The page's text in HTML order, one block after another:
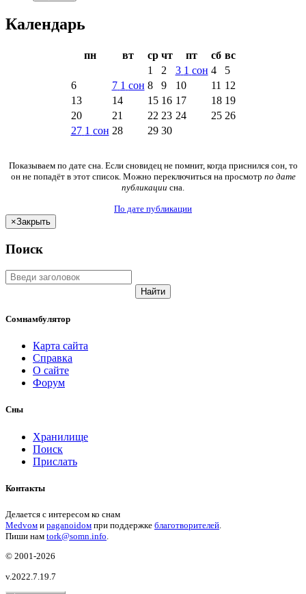
Календарь
пн вт ср чт пт сб вс
1
2 3 1 сон 4
5
6
7 1 сон 8 9 10 11 12
13
14 15 16 17 18 19
20
21 22 23 24 25 26
27 1 сон 28 29 30
Показываем по дате сна. Если сновидец не помнит, когда приснился сон, то
он не попадёт в этот список. Можно переключиться на просмотр по дате
публикации сна.
По дате публикации
×Закрыть
Поиск
Найти
Сомнамбулятор
Карта сайта
Справка
О сайте
Форум
Сны
Хранилище
Поиск
Прислать
Контакты
Делается с интересом ко снам
Medvом и paganoidом при поддержке благотворителей
Пиши нам tork@somn.info
© 2001-2026
v.2022.7.19.7